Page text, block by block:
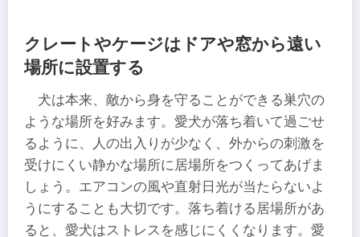
クレートやケージはドアや窓から遠い
場所に設置する
犬は本来、敵から身を守ることができる巣穴の
ような場所を好みます。愛犬が落ち着いて過ごせ
るように、人の出入りが少なく、外からの刺激を
受けにくい静かな場所に居場所をつくってあげま
しょう。エアコンの風や直射日光が当たらないよ
うにすることも大切です。落ち着ける居場所があ
ると、愛犬はストレスを感じにくくなります。愛